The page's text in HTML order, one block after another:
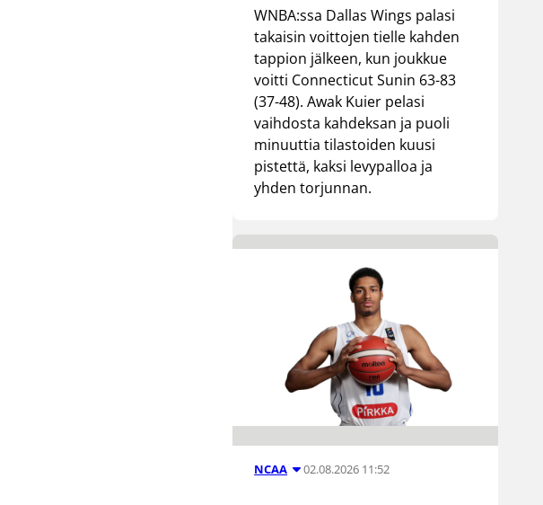
WNBA:ssa Dallas Wings palasi
takaisin voittojen tielle kahden
tappion jälkeen, kun joukkue
voitti Connecticut Sunin 63-83
(37-48). Awak Kuier pelasi
vaihdosta kahdeksan ja puoli
minuuttia tilastoiden kuusi
pistettä, kaksi levypalloa ja
yhden torjunnan.
NCAA 02.08.2026 11:52